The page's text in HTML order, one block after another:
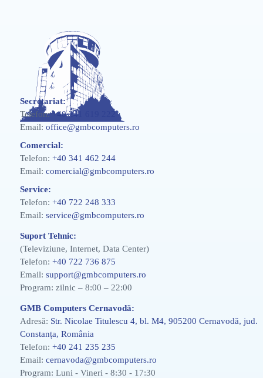
Secretariat:
Telefon:+40 241 619 222
Email: office@gmbcomputers.ro
Comercial:
Telefon: +40 341 462 244
Email: comercial@gmbcomputers.ro
Service:
Telefon: +40 722 248 333
Email: service@gmbcomputers.ro
Suport Tehnic:
(Televiziune, Internet, Data Center)
Telefon: +40 722 736 875
Email: support@gmbcomputers.ro
Program: zilnic – 8:00 – 22:00
GMB Computers Cernavodă:
Adresă: Str. Nicolae Titulescu 4, bl. M4, 905200 Cernavodă, jud.
Constanța, România
Telefon: +40 241 235 235
Email: cernavoda@gmbcomputers.ro
Program: Luni - Vineri - 8:30 - 17:30